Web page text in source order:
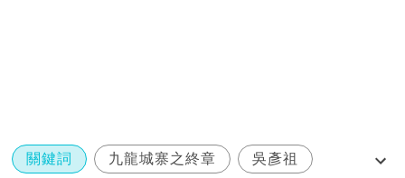
關鍵詞 九龍城寨之終章 吳彥祖